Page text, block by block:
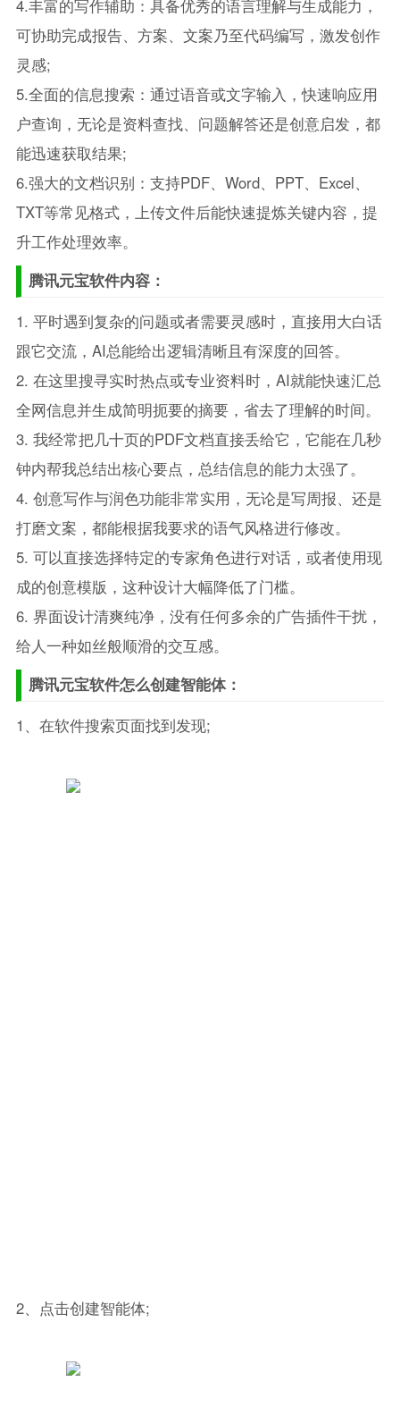
4.丰富的写作辅助：具备优秀的语言理解与生成能力，
可协助完成报告、方案、文案乃至代码编写，激发创作
灵感;
5.全面的信息搜索：通过语音或文字输入，快速响应用
户查询，无论是资料查找、问题解答还是创意启发，都
能迅速获取结果;
6.强大的文档识别：支持PDF、Word、PPT、Excel、
TXT等常见格式，上传文件后能快速提炼关键内容，提
升工作处理效率。
腾讯元宝软件内容：
1. 平时遇到复杂的问题或者需要灵感时，直接用大白话
跟它交流，AI总能给出逻辑清晰且有深度的回答。
2. 在这里搜寻实时热点或专业资料时，AI就能快速汇总
全网信息并生成简明扼要的摘要，省去了理解的时间。
3. 我经常把几十页的PDF文档直接丢给它，它能在几秒
钟内帮我总结出核心要点，总结信息的能力太强了。
4. 创意写作与润色功能非常实用，无论是写周报、还是
打磨文案，都能根据我要求的语气风格进行修改。
5. 可以直接选择特定的专家角色进行对话，或者使用现
成的创意模版，这种设计大幅降低了门槛。
6. 界面设计清爽纯净，没有任何多余的广告插件干扰，
给人一种如丝般顺滑的交互感。
腾讯元宝软件怎么创建智能体：
1、在软件搜索页面找到发现;
2、点击创建智能体;